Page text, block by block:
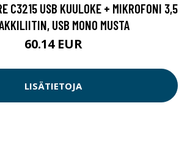
C3215 USB KUULOKE + MIKROFONI 3,5
USB MONO MUSTA
60.14 EUR
LISÄTIETOJA